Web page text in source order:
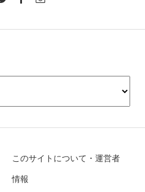
このサイトについて・運営者
情報